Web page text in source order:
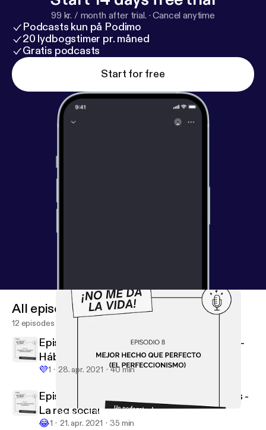
páginas web: -> Marta Redondo @marta_ipes /
@ipes_psico / www.ipes.es -> Jana Fernández:
@janafr / www.janafernandez.es
99 kr. / month after trial. ·Cancel anytime
Podcasts kun på Podimo
20 lydbogstimer pr. måned
Gratis podcasts
Start for free
Episodio 8. Mejor hecho que perfecto - El perfeccionismo
No me da la vida
All episodes
12 episodes
Episodio 12. Más respirar y menos Prozac -
Hábitos saludables
💜1 28. apr. 2021 40 min
Episodio 11. Más amigos y menos followers -
La red social
😂1 21. apr. 2021 35 min